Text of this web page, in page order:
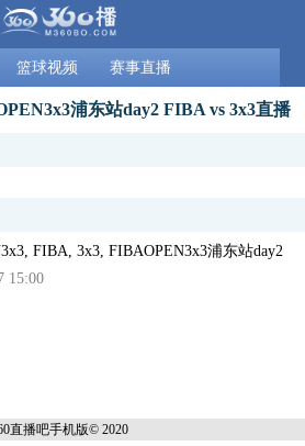
篮球视频 赛事直播
浦东站day2 FIBA vs 3x3直播
FIBA, 3x3, FIBAOPEN3x3浦东站day2
15:00
直播吧手机版© 2020